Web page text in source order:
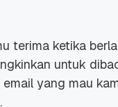
terima ketika
untuk
yang mau